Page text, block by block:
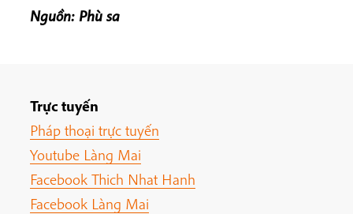
Nguồn: Phù sa
Trực tuyến
Pháp thoại trực tuyến
Youtube Làng Mai
Facebook Thich Nhat Hanh
Facebook Làng Mai